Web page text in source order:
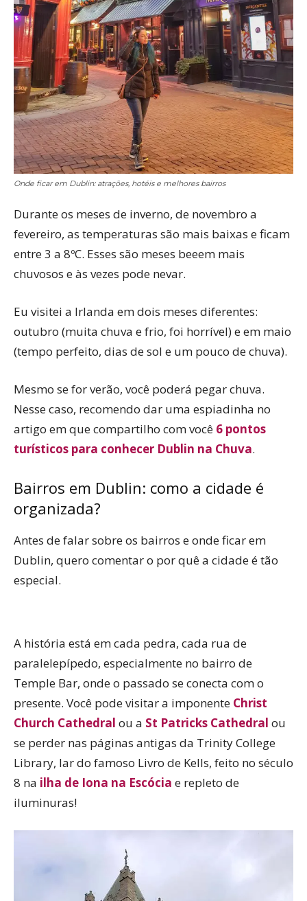
Onde ficar em Dublin: atrações, hotéis e melhores bairros
Durante os meses de inverno, de novembro a
fevereiro, as temperaturas são mais baixas e ficam
entre 3 a 8ºC. Esses são meses beeem mais
chuvosos e às vezes pode nevar.
Eu visitei a Irlanda em dois meses diferentes:
outubro (muita chuva e frio, foi horrível) e em maio
(tempo perfeito, dias de sol e um pouco de chuva).
Mesmo se for verão, você poderá pegar chuva.
Nesse caso, recomendo dar uma espiadinha no
artigo em que compartilho com você 6 pontos
turísticos para conhecer Dublin na Chuva.
Bairros em Dublin: como a cidade é
organizada?
Antes de falar sobre os bairros e onde ficar em
Dublin, quero comentar o por quê a cidade é tão
especial.
A história está em cada pedra, cada rua de
paralelepípedo, especialmente no bairro de
Temple Bar, onde o passado se conecta com o
presente. Você pode visitar a imponente Christ
Church Cathedral ou a St Patricks Cathedral ou
se perder nas páginas antigas da Trinity College
Library, lar do famoso Livro de Kells, feito no século
8 na ilha de Iona na Escócia e repleto de
iluminuras!